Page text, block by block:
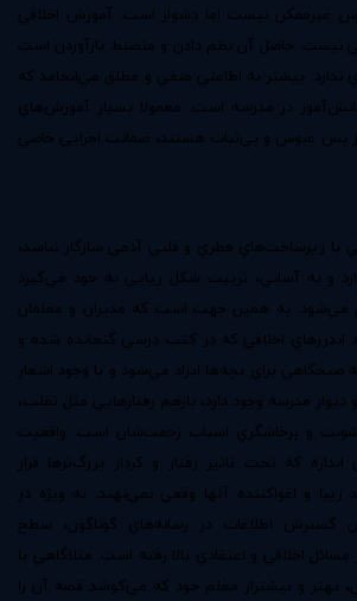
غيرممكن نيست اما دشوار است. آموزش اخلاقي
نيست. حاصل آن نظم دادن و منضبط بارآوردن است
ندارد. بيشتر به اطاعتي منفي و مطلق مي‌انجامد كه
در مدرسه است. معمولا بسيار آموزش‌هاي
بس عبوس و بي‌ثبات هستند، ضمانت اجرايي خاصي
با زيرساخت‌هاي فطري و قلبي آدمي سازگار نباشد،
و به آساني، تربيت شكل ريايي به خود مي‌گيرد
مي‌شود. به همين جهت است كه مديران و معلمان
اندرزهاي اخلاقي كه در كتب درسي گنجانده شده و
صبحگاهي براي بچه‌ها ايراد مي‌شود و با وجود اشعار
مدرسه وجود دارد، با‌زهم رفتارهايي مثل تقلب،
و پرخاشگري اسباب زحمت‌شان است. واقعيت
كه تحت تاثير رفتار و كردار بزرگ‌ترها قرار
زيبا و اغوا‌كننده آنها وقعي نمي‌نهند. به ويژه در
گسترش اطلاعات در رسانه‌هاي گوناگون، سطح
اخلاقي و اعتقادي بالا رفته است. مثلاگاهي با
بهتر و بيشتراز معلم خود كه مي‌كوشد قصه آن را